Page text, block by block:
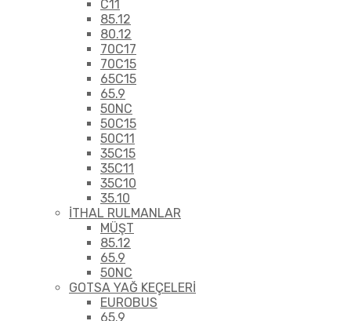
C11
85.12
80.12
70C17
70C15
65C15
65.9
50NC
50C15
50C11
35C15
35C11
35C10
35.10
İTHAL RULMANLAR
MÜŞT
85.12
65.9
50NC
GOTSA YAĞ KEÇELERİ
EUROBUS
65.9